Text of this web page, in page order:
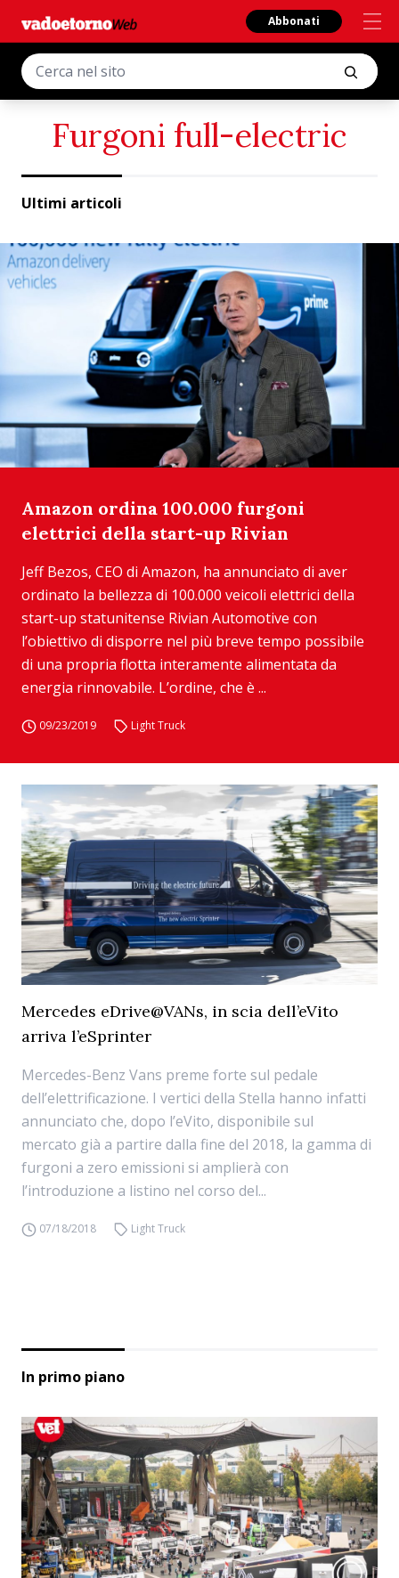
Abbonati
Furgoni full-electric
Ultimi articoli
Amazon ordina 100.000 furgoni
elettrici della start-up Rivian
Jeff Bezos, CEO di Amazon, ha annunciato di aver
ordinato la bellezza di 100.000 veicoli elettrici della
start-up statunitense Rivian Automotive con
l’obiettivo di disporre nel più breve tempo possibile
di una propria flotta interamente alimentata da
energia rinnovabile. L’ordine, che è ...
09/23/2019 Light Truck
Mercedes eDrive@VANs, in scia dell’eVito
arriva l’eSprinter
Mercedes-Benz Vans preme forte sul pedale
dell’elettrificazione. I vertici della Stella hanno infatti
annunciato che, dopo l’eVito, disponibile sul
mercato già a partire dalla fine del 2018, la gamma di
furgoni a zero emissioni si amplierà con
l’introduzione a listino nel corso del...
07/18/2018 Light Truck
In primo piano